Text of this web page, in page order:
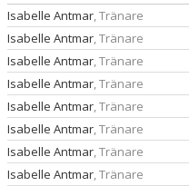
DOKUMENT
SHOW 2026
Isabelle Antmar, Tränare
Isabelle Antmar, Tränare
Isabelle Antmar, Tränare
Isabelle Antmar, Tränare
Isabelle Antmar, Tränare
Isabelle Antmar, Tränare
Isabelle Antmar, Tränare
Isabelle Antmar, Tränare